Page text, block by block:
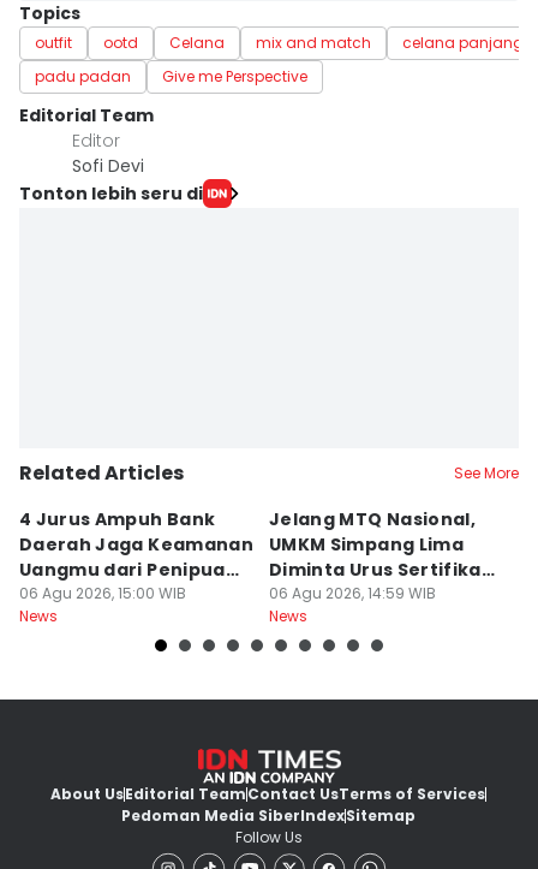
Topics
outfit ootd Celana mix and match
celana panjang
padu padan
Give me Perspective
Editorial Team
Editor
Sofi Devi
Tonton lebih seru di
Related Articles See More
4 Jurus Ampuh Bank
Daerah Jaga Keamanan
Uangmu dari Penipuan
Digital
06 Agu 2026, 15:00 WIB
News
Jelang MTQ Nasional,
UMKM Simpang Lima
Diminta Urus Sertifikat
Halal
06 Agu 2026, 14:59 WIB
News
About UsEditorial TeamContact UsTerms of Services
Pedoman Media SiberIndexSitemap
Follow Us